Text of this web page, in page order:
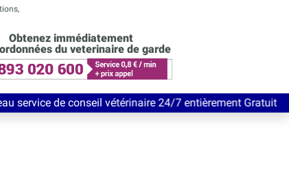
Obtenez immédiatement
du veterinaire de garde
vétérinaire 24/7 entièrement Gratuit jusqu'au 31